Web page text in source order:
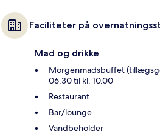
Faciliteter på
Mad og drikke
Morgenmadsbuffet
06.30 til kl. 10.00
Restaurant
Bar/lounge
Vandbeholder